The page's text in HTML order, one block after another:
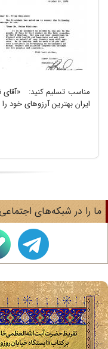
مناسب تسلیم کنید: «آقای
ایران بهترین آرزوهای خود
را در شبکه‌های اجتماعی